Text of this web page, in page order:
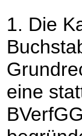
1. Die
eine